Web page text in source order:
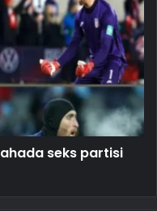
seks partisi